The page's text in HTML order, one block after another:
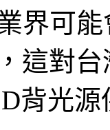
界可
這對
背光